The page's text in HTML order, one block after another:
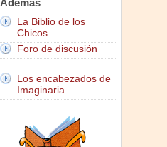
Además
La Biblio de los
Chicos
Foro de discusión
Los encabezados de
Imaginaria